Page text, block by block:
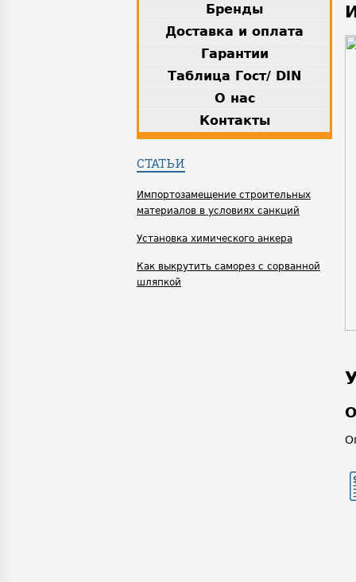
Бренды
Доставка и оплата
Гарантии
Таблица Гост/ DIN
О нас
Контакты
СТАТЬИ
Импортозамещение строительных
материалов в условиях санкций
Установка химического анкера
Как выкрутить саморез с сорванной
шляпкой